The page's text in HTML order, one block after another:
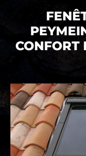
CONFORT